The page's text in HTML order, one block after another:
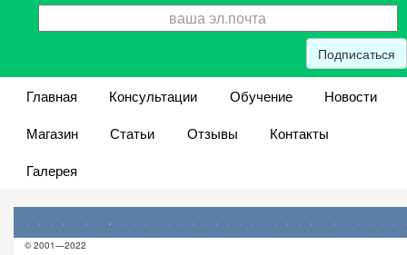
Подписаться
Главная Консультации Обучение
Новости
Магазин
Статьи Отзывы
Контакты
Галерея
© 2001—2022